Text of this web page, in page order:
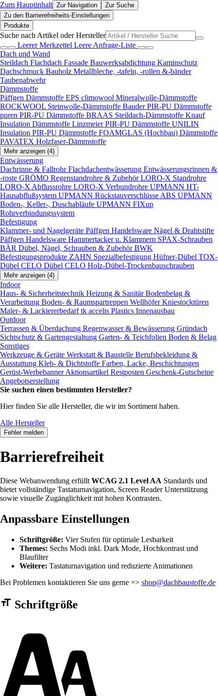
Zum Hauptinhalt Zur Navigation
Zur Suche
Zu den Barrierefreiheits-Einstellungen
Produkte
Suche nach Artikel oder Hersteller
Leerer Merkzettel Leere Anfrage-Liste
Dach und Wand
Steildach Flachdach Fassade Bauwerksabdichtung Kaminschutz
Dachschmuck Bauholz Metallbleche, -tafeln, -rollen &-bänder
Taubenabwehr
Dämmstoffe
Päffgen Dämmstoffe EPS climowool Mineralwolle-Dämmstoffe
ROCKWOOL Steinwolle-Dämmstoffe Bauder PIR-PU Dämmstoffe
puren PIR-PU Dämmstoffe BRAAS Steildach-Dämmstoffe Knauf
Insulation Dämmstoffe Linzmeier PIR-PU Dämmstoffe UNILIN
Insulation PIR-PU Dämmstoffe FOAMGLAS (Hochbau) Dämmstoffe
PAVATEX Holzfaser-Dämmstoffe
Mehr anzeigen (4)
Entwässerung
Dachrinne & FallrohrFlachdachentwässerung Entwässerungsrinnen &
-roste GRÖMO Regenstandrohre & ZubehörLORO-X Standrohre
LORO-X Abflussrohre LORO-X Verbundrohre UPMANN HT-
Hausabflußsystem UPMANN Rückstauverschlüsse ABS UPMANN
Boden-, Keller-, Duschabläufe UPMANN FIXup
Rohrverbindungssystem
Befestigung
Klammer- und Nagelgeräte Päffgen Handelsware Nägel & Drahtstifte
Päffgen Handelsware Hammertacker u. Klammern SPAX-Schrauben
BÄR Dübel, Nägel, Schrauben & ZubehörBWK
Befestigungsprodukte ZAHN Spezialbefestigung Hüfner-Dübel TOX-
Dübel CELO Dübel CELO Holz-Dübel-Trockenbauschrauben
Mehr anzeigen (4)
Indoor
Haus- & Sicherheitstechnik Heizung & SanitärBodenbelag &
Verarbeitung Boden- & Raumspartreppen Wellhöfer Kniestocktüren
Maler- & Lackiererbedarftk accelis Plastics Innenausbau
Outdoor
Terrassen & Überdachung Regenwasser & Bewässerung Gründach
Sichtschutz & Gartengestaltung Garten- & Teichfolien Boden & Belag
Sonstiges
Werkzeuge & Geräte Werkstatt & Baustelle Berufsbekleidung &
Ausstattung Kleb- & Dichtstoffe Farben, Lacke, Beschichtungen
Gerüst-WerbebannerAktionsartikel Restposten Geschenk-Gutscheine
Angebotserstellung
Sie suchen einen bestimmten Hersteller?
Hier finden Sie alle Hersteller, die wir im Sortiment haben.
Alle Hersteller
Fehler melden
Barrierefreiheit
Diese Webanwendung erfüllt WCAG 2.1 Level AA Standards und
bietet vollständige Tastaturnavigation, Screen Reader Unterstützung
sowie visuelle Zugänglichkeit mit hohen Kontrasten.
Anpassbare Einstellungen
Schriftgröße: Vier Stufen für optimale Lesbarkeit
Themes: Sechs Modi inkl. Dark Mode, Hochkontrast und
Blaufilter
Weitere: Tastaturnavigation und reduzierte Animationen
Bei Problemen kontaktieren Sie uns gerne => shop@dachbaustoffe.de
Barrierefreiheit Einstellungen Formular
Schriftgröße